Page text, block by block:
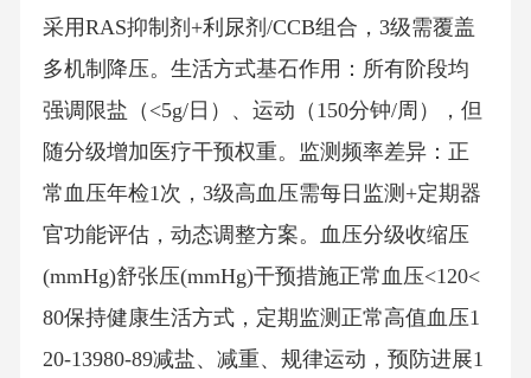
采用RAS抑制剂+利尿剂/CCB组合，3级需覆盖
多机制降压。生活方式基石作用：所有阶段均
强调限盐（<5g/日）、运动（150分钟/周），但
随分级增加医疗干预权重。监测频率差异：正
常血压年检1次，3级高血压需每日监测+定期器
官功能评估，动态调整方案。血压分级收缩压
(mmHg)舒张压(mmHg)干预措施正常血压<120<
80保持健康生活方式，定期监测正常高值血压1
20-13980-89减盐、减重、规律运动，预防进展1